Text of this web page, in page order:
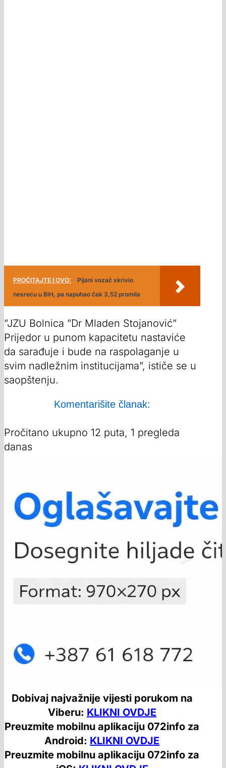
PROČITAJTE I OVO:
Pijani vozač skrivio
nesreću u BiH, pa napuhao čak 3,52 promila
”JZU Bolnica ”Dr Mladen Stojanović”
Prijedor u punom kapacitetu nastaviće
da sarađuje i bude na raspolaganje u
svim nadležnim institucijama”, ističe se u
saopštenju.
Komentarišite članak:
Pročitano ukupno 12 puta, 1 pregleda
danas
Dobivaj najvažnije vijesti porukom na
Viberu: KLIKNI OVDJE
Preuzmite mobilnu aplikaciju 072info za
Android: KLIKNI OVDJE
Preuzmite mobilnu aplikaciju 072info za